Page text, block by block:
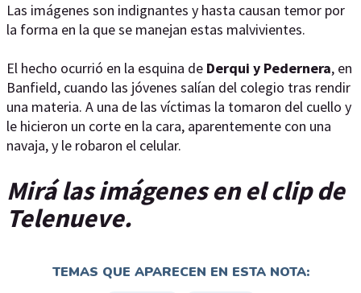
Las imágenes son indignantes y hasta causan temor por
la forma en la que se manejan estas malvivientes.
El hecho ocurrió en la esquina de Derqui y Pedernera, en
Banfield, cuando las jóvenes salían del colegio tras rendir
una materia. A una de las víctimas la tomaron del cuello y
le hicieron un corte en la cara, aparentemente con una
navaja, y le robaron el celular.
Mirá las imágenes en el clip de
Telenueve.
TEMAS QUE APARECEN EN ESTA NOTA: